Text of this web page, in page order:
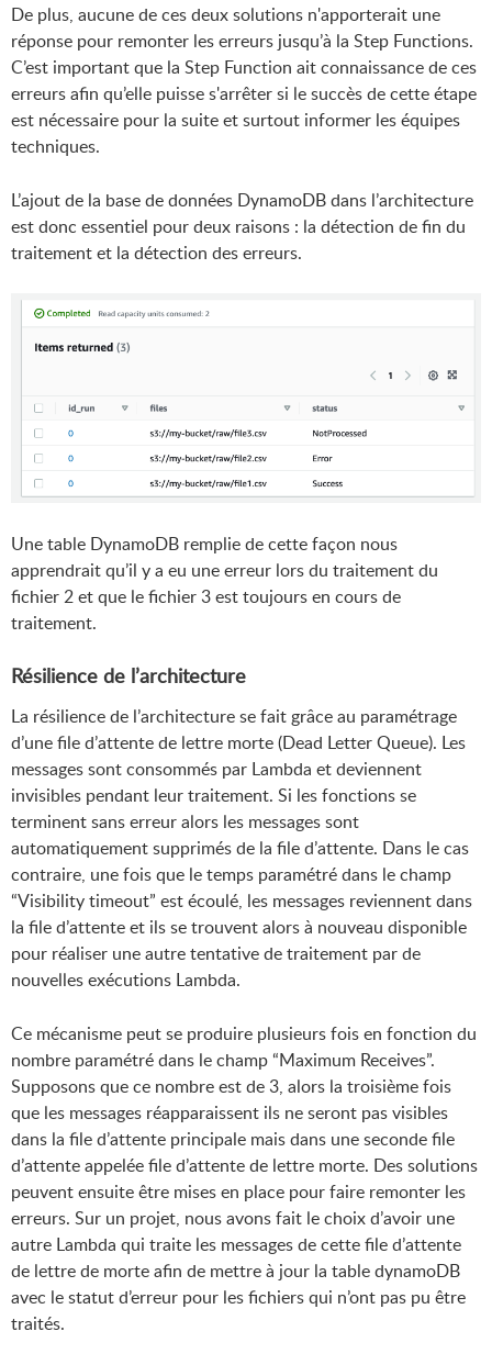
De plus, aucune de ces deux solutions n'apporterait une
réponse pour remonter les erreurs jusqu’à la Step Functions.
C’est important que la Step Function ait connaissance de ces
erreurs afin qu’elle puisse s'arrêter si le succès de cette étape
est nécessaire pour la suite et surtout informer les équipes
techniques.
L’ajout de la base de données DynamoDB dans l’architecture
est donc essentiel pour deux raisons : la détection de fin du
traitement et la détection des erreurs.
Une table DynamoDB remplie de cette façon nous
apprendrait qu’il y a eu une erreur lors du traitement du
fichier 2 et que le fichier 3 est toujours en cours de
traitement.
Résilience de l’architecture
La résilience de l’architecture se fait grâce au paramétrage
d’une file d’attente de lettre morte (Dead Letter Queue). Les
messages sont consommés par Lambda et deviennent
invisibles pendant leur traitement. Si les fonctions se
terminent sans erreur alors les messages sont
automatiquement supprimés de la file d’attente. Dans le cas
contraire, une fois que le temps paramétré dans le champ
“Visibility timeout” est écoulé, les messages reviennent dans
la file d’attente et ils se trouvent alors à nouveau disponible
pour réaliser une autre tentative de traitement par de
nouvelles exécutions Lambda.
Ce mécanisme peut se produire plusieurs fois en fonction du
nombre paramétré dans le champ “Maximum Receives”.
Supposons que ce nombre est de 3, alors la troisième fois
que les messages réapparaissent ils ne seront pas visibles
dans la file d’attente principale mais dans une seconde file
d’attente appelée file d’attente de lettre morte. Des solutions
peuvent ensuite être mises en place pour faire remonter les
erreurs. Sur un projet, nous avons fait le choix d’avoir une
autre Lambda qui traite les messages de cette file d’attente
de lettre de morte afin de mettre à jour la table dynamoDB
avec le statut d’erreur pour les fichiers qui n’ont pas pu être
traités.